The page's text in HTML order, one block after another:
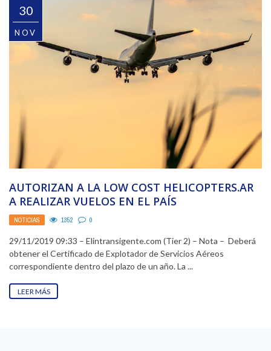
30
NOV
AUTORIZAN A LA LOW COST HELICOPTERS.AR
A REALIZAR VUELOS EN EL PAÍS
NOTICIAS 1352 0
29/11/2019 09:33 – Elintransigente.com (Tier 2) – Nota – Deberá
obtener el Certificado de Explotador de Servicios Aéreos
correspondiente dentro del plazo de un año. La ...
LEER MÁS